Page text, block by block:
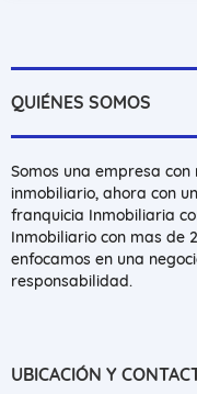
QUIÉNES SOMOS
Somos una empresa
inmobiliario, ahora con
franquicia Inmobiliaria
Inmobiliario con mas de
enfocamos en una
responsabilidad.
UBICACIÓN Y